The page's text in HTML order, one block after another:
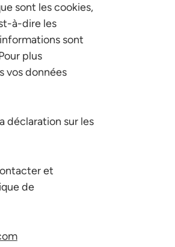
sont les cookies,
à-dire les
sont
plus
vos données
déclaration sur les
et
de